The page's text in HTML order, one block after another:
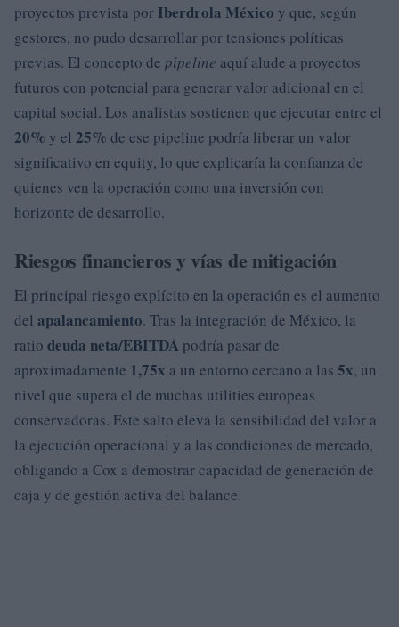
proyectos prevista por Iberdrola México y que, según
gestores, no pudo desarrollar por tensiones políticas
previas. El concepto de pipeline aquí alude a proyectos
futuros con potencial para generar valor adicional en el
capital social. Los analistas sostienen que ejecutar entre el
20% y el 25% de ese pipeline podría liberar un valor
significativo en equity, lo que explicaría la confianza de
quienes ven la operación como una inversión con
horizonte de desarrollo.
Riesgos financieros y vías de mitigación
El principal riesgo explícito en la operación es el aumento
del apalancamiento. Tras la integración de México, la
ratio deuda neta/EBITDA podría pasar de
aproximadamente 1,75x a un entorno cercano a las 5x, un
nivel que supera el de muchas utilities europeas
conservadoras. Este salto eleva la sensibilidad del valor a
la ejecución operacional y a las condiciones de mercado,
obligando a Cox a demostrar capacidad de generación de
caja y de gestión activa del balance.